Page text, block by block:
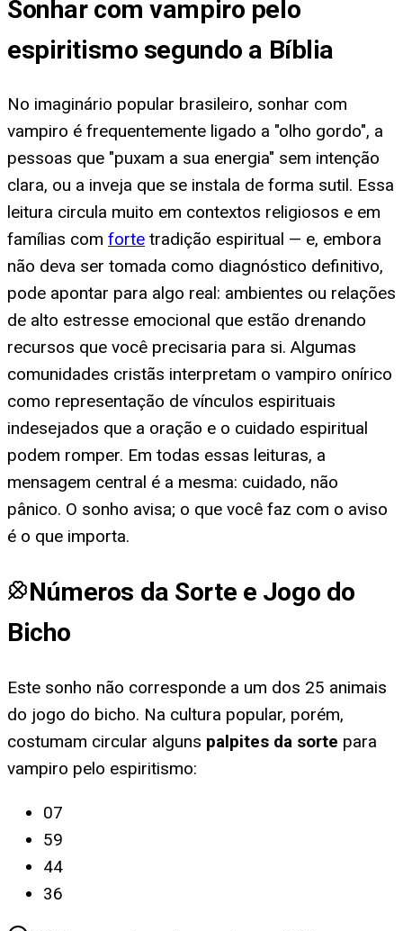
Sonhar com vampiro pelo
espiritismo segundo a Bíblia
No imaginário popular brasileiro, sonhar com
vampiro é frequentemente ligado a "olho gordo", a
pessoas que "puxam a sua energia" sem intenção
clara, ou a inveja que se instala de forma sutil. Essa
leitura circula muito em contextos religiosos e em
famílias com forte tradição espiritual — e, embora
não deva ser tomada como diagnóstico definitivo,
pode apontar para algo real: ambientes ou relações
de alto estresse emocional que estão drenando
recursos que você precisaria para si. Algumas
comunidades cristãs interpretam o vampiro onírico
como representação de vínculos espirituais
indesejados que a oração e o cuidado espiritual
podem romper. Em todas essas leituras, a
mensagem central é a mesma: cuidado, não
pânico. O sonho avisa; o que você faz com o aviso
é o que importa.
Números da Sorte e Jogo do
Bicho
Este sonho não corresponde a um dos 25 animais
do jogo do bicho. Na cultura popular, porém,
costumam circular alguns palpites da sorte para
vampiro pelo espiritismo:
07
59
44
36